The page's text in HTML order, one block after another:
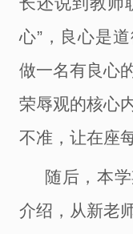
心”，良心是
做一名有良心
荣辱观的核心
不准，让在座
随后 ， 本
介绍 ， 从新老